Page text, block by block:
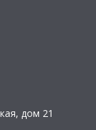
дом 21